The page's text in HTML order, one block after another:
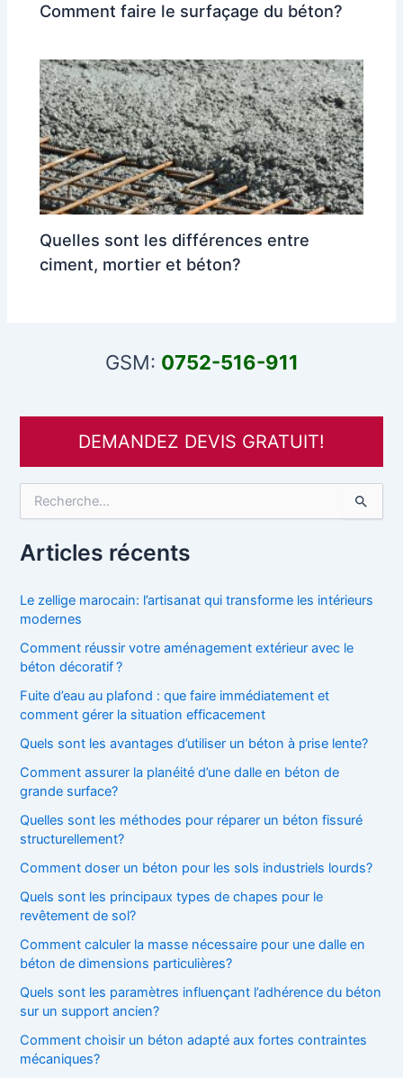
Comment faire le surfaçage du béton?
Quelles sont les différences entre
ciment, mortier et béton?
GSM: 0752-516-911
DEMANDEZ DEVIS GRATUIT!
h
e
c
h
r
:
Articles récents
Le zellige marocain: l’artisanat qui transforme les intérieurs
modernes
Comment réussir votre aménagement extérieur avec le
béton décoratif ?
Fuite d’eau au plafond : que faire immédiatement et
comment gérer la situation efficacement
Quels sont les avantages d’utiliser un béton à prise lente?
Comment assurer la planéité d’une dalle en béton de
grande surface?
Quelles sont les méthodes pour réparer un béton fissuré
structurellement?
Comment doser un béton pour les sols industriels lourds?
Quels sont les principaux types de chapes pour le
revêtement de sol?
Comment calculer la masse nécessaire pour une dalle en
béton de dimensions particulières?
Quels sont les paramètres influençant l’adhérence du béton
sur un support ancien?
Comment choisir un béton adapté aux fortes contraintes
mécaniques?